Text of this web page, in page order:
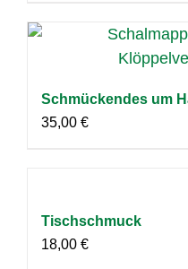
Schmückendes um
35,00 €
Tischschmuck
18,00 €